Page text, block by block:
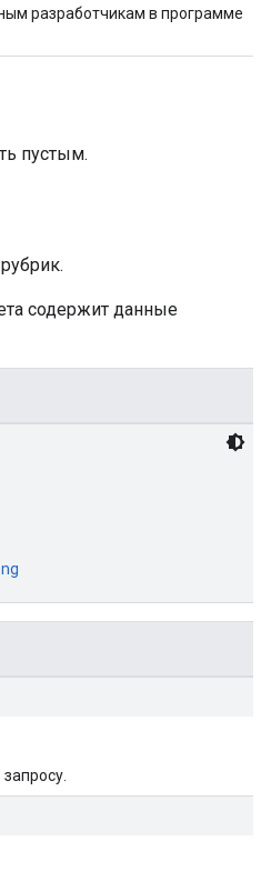
разработчикам в программе
пустым.
содержит данные